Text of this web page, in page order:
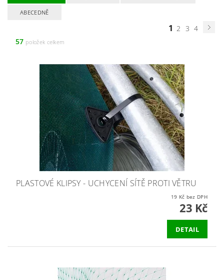
ABECEDNĚ
1 2 3 4
57 položek celkem
PLASTOVÉ KLIPSY - UCHYCENÍ SÍTĚ PROTI VĚTRU
19 Kč bez DPH
23 Kč
DETAIL